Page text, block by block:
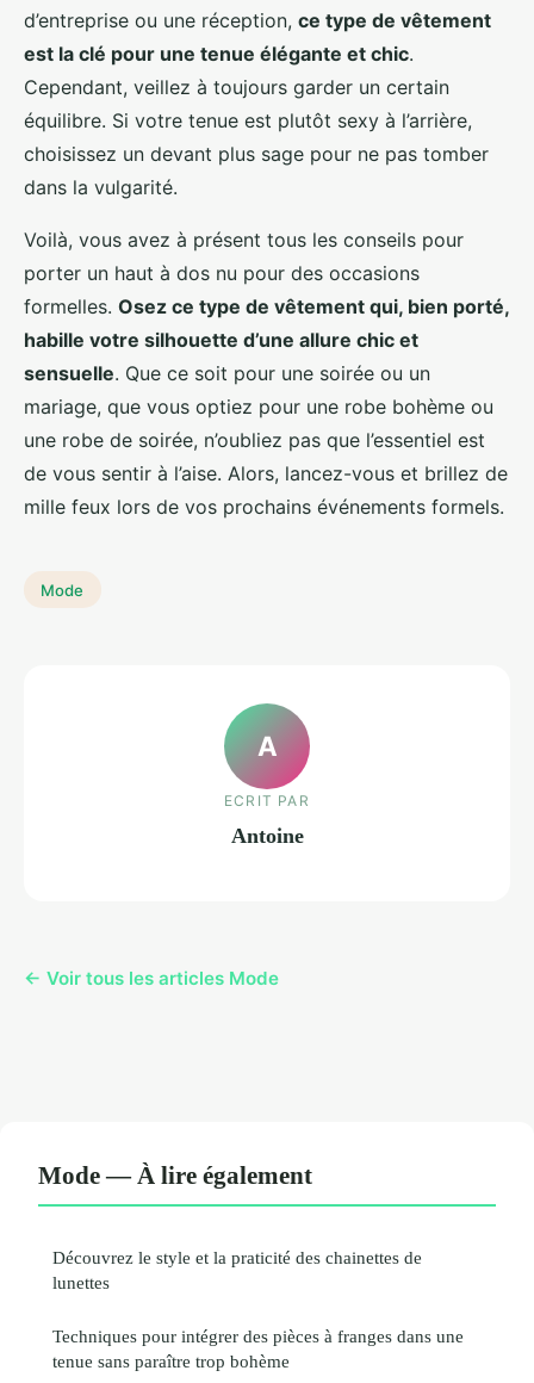
d’entreprise ou une réception, ce type de vêtement
est la clé pour une tenue élégante et chic.
Cependant, veillez à toujours garder un certain
équilibre. Si votre tenue est plutôt sexy à l’arrière,
choisissez un devant plus sage pour ne pas tomber
dans la vulgarité.
Voilà, vous avez à présent tous les conseils pour
porter un haut à dos nu pour des occasions
formelles. Osez ce type de vêtement qui, bien porté,
habille votre silhouette d’une allure chic et
sensuelle. Que ce soit pour une soirée ou un
mariage, que vous optiez pour une robe bohème ou
une robe de soirée, n’oubliez pas que l’essentiel est
de vous sentir à l’aise. Alors, lancez-vous et brillez de
mille feux lors de vos prochains événements formels.
Mode
A
ECRIT PAR
Antoine
← Voir tous les articles Mode
Mode — À lire également
Découvrez le style et la praticité des chainettes de
lunettes
Techniques pour intégrer des pièces à franges dans une
tenue sans paraître trop bohème